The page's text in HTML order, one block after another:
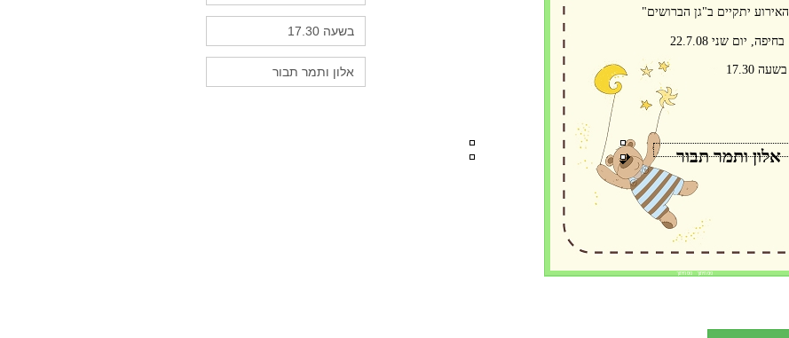
האירוע יתקיים ב"גן הברושים"
בחיפה, יום שני 22.7.08
בשעה 17.30
אלון ותמר תבור
פס חיתוך פס חיתוך